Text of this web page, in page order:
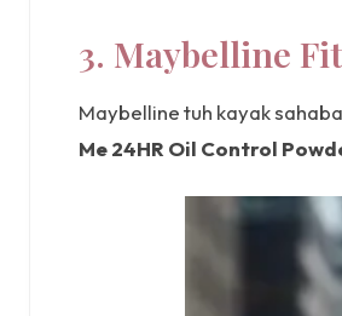
3. Maybelline
Maybelline tuh kayak
Me 24HR Oil Control